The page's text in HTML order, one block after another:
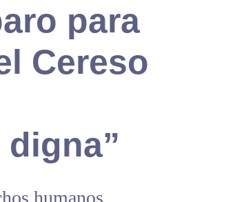
para
Cereso
humanos